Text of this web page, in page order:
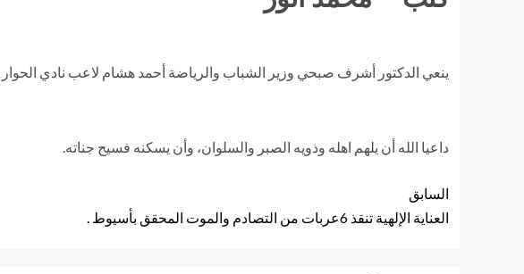
ينعي الدكتور أشرف صبحي وزير الشباب والرياضة أحمد هشام لاعب نادي
داعيا الله أن يلهم اهله وذويه الصبر والسلوان، وأن يسكنه فسيح جناته.
السابق
العناية الإلهية تنقذ 6عربات من التصادم والموت المحقق بأسيوط .